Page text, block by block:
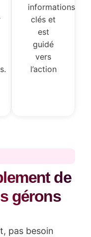
informations
clés et
est
guidé
vers
l’action
de
gérons
pas besoin